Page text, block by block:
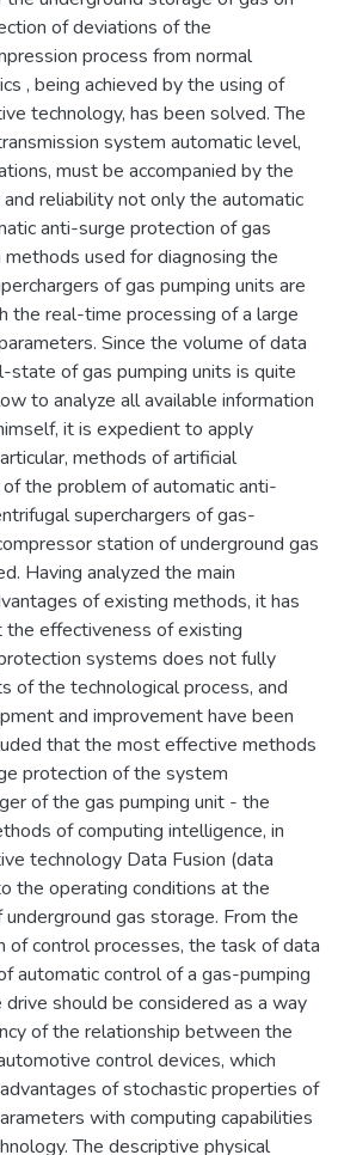
of deviations of the
process from normal
, being achieved by the using of
technology, has been solved. The
system automatic level,
must be accompanied by the
reliability not only the automatic
anti-surge protection of gas
used for diagnosing the
of gas pumping units are
the real-time processing of a large
Since the volume of data
state of gas pumping units is quite
to analyze all available information
it is expedient to apply
methods of artificial
the problem of automatic anti-
superchargers of gas-
station of underground gas
Having analyzed the main
of existing methods, it has
effectiveness of existing
systems does not fully
of the technological process, and
and improvement have been
that the most effective methods
protection of the system
of the gas pumping unit - the
of computing intelligence, in
technology Data Fusion (data
the operating conditions at the
gas storage. From the
of control processes, the task of data
automatic control of a gas-pumping
should be considered as a way
of the relationship between the
control devices, which
of stochastic properties of
with computing capabilities
The descriptive physical